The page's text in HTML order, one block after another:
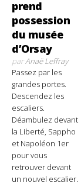
prend
possession
du musée
d’Orsay
parAnaë Leffray
Passez par les
grandes portes.
Descendez les
escaliers.
Déambulez devant
la Liberté, Sappho
et Napoléon 1er
pour vous
retrouver devant
un nouvel escalier.